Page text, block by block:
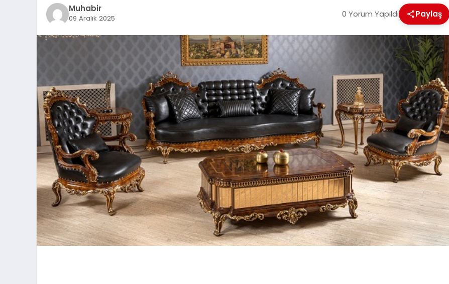
Muhabir
09 Aralık 2025 0 Yorum Yapıldı Paylaş